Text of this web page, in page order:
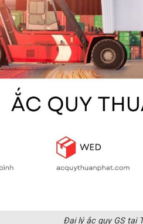
Đại lý ắc quy GS tại